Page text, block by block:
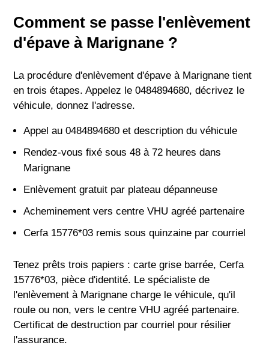
Comment se passe l'enlèvement
d'épave à Marignane ?
La procédure d'enlèvement d'épave à Marignane tient
en trois étapes. Appelez le 0484894680, décrivez le
véhicule, donnez l'adresse.
Appel au 0484894680 et description du véhicule
Rendez-vous fixé sous 48 à 72 heures dans
Marignane
Enlèvement gratuit par plateau dépanneuse
Acheminement vers centre VHU agréé partenaire
Cerfa 15776*03 remis sous quinzaine par courriel
Tenez prêts trois papiers : carte grise barrée, Cerfa
15776*03, pièce d'identité. Le spécialiste de
l'enlèvement à Marignane charge le véhicule, qu'il
roule ou non, vers le centre VHU agréé partenaire.
Certificat de destruction par courriel pour résilier
l'assurance.